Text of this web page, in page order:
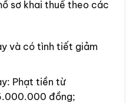
sơ khai thuế theo các
và có tình tiết giảm
Phạt tiền từ
đồng;